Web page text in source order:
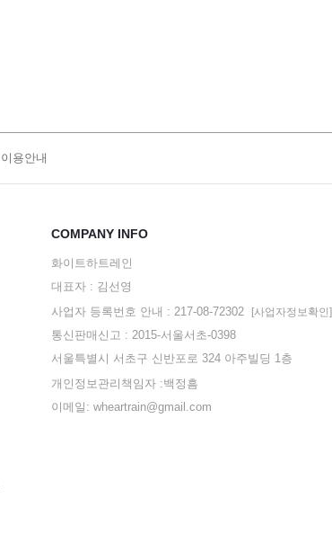
이용안내
COMPANY INFO
화이트하트레인
대표자 : 김선영
사업자 등록번호 안내 : 217-08-72302
[사업자정보확인]
통신판매신고 : 2015-서울서초-0398
서울특별시 서초구 신반포로 324 아주빌딩 1층
개인정보관리책임자 :백정흠
이메일: wheartrain@gmail.com